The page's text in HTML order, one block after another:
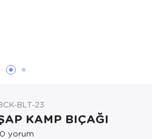
BLT-23
KAMP BIÇAĞI
0 yorum